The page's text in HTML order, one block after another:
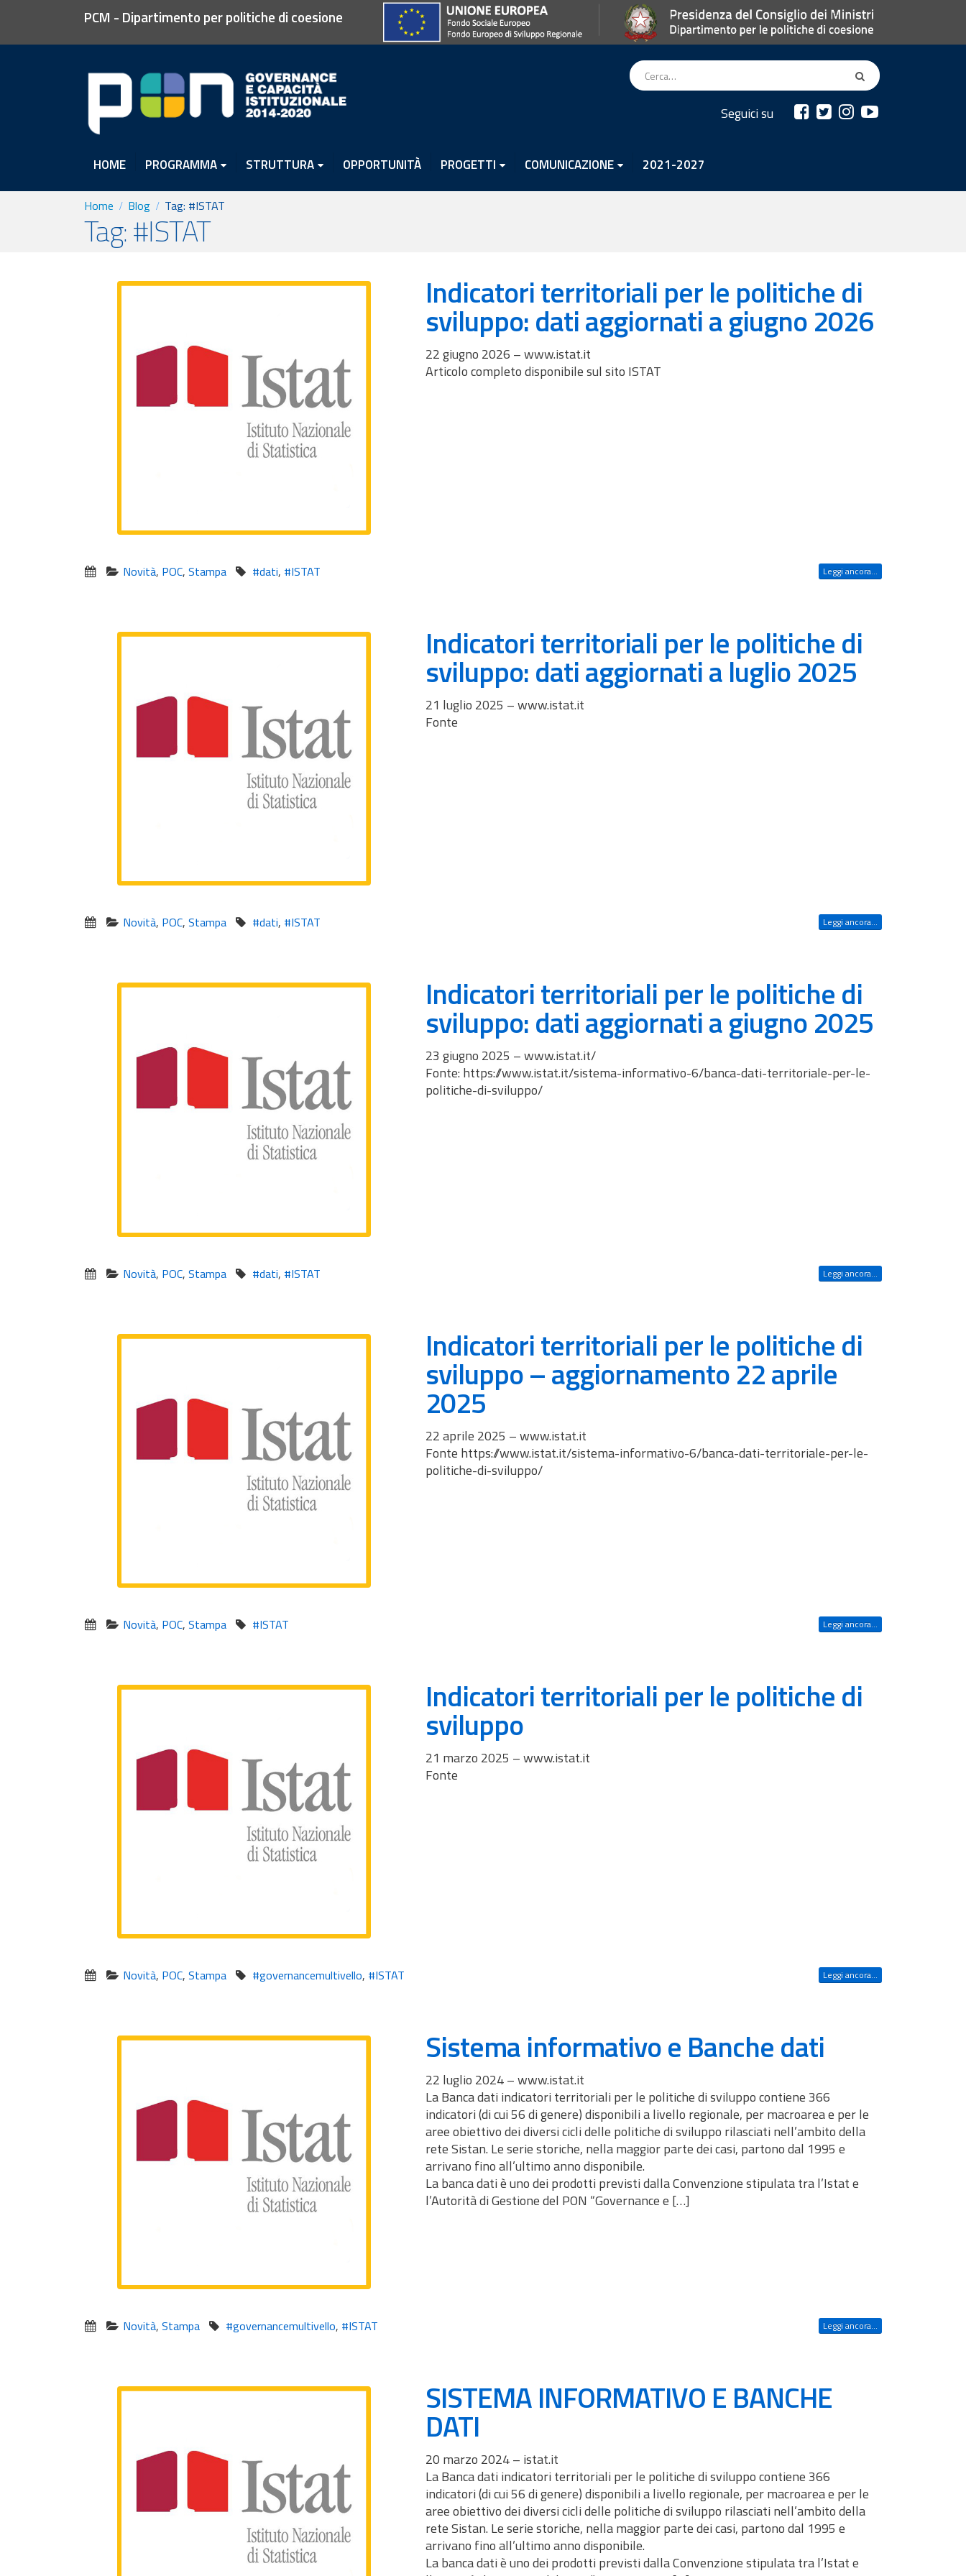
PCM - Dipartimento per politiche di coesione
Seguici su
HOME PROGRAMMA STRUTTURA OPPORTUNITÀ PROGETTI COMUNICAZIONE 2021-2027
Home Blog Tag: #ISTAT
Tag: #ISTAT
Indicatori territoriali per le politiche di
sviluppo: dati aggiornati a giugno 2026
22 giugno 2026 – www.istat.it
Articolo completo disponibile sul sito ISTAT
Novità, POC,Stampa #dati, #ISTAT Leggi ancora...
Indicatori territoriali per le politiche di
sviluppo: dati aggiornati a luglio 2025
21 luglio 2025 – www.istat.it
Fonte
Novità, POC,Stampa #dati, #ISTAT Leggi ancora...
Indicatori territoriali per le politiche di
sviluppo: dati aggiornati a giugno 2025
23 giugno 2025 – www.istat.it/
Fonte: https://www.istat.it/sistema-informativo-6/banca-dati-territoriale-per-le-
politiche-di-sviluppo/
Novità, POC,Stampa #dati, #ISTAT Leggi ancora...
Indicatori territoriali per le politiche di
sviluppo – aggiornamento 22 aprile
2025
22 aprile 2025 – www.istat.it
Fonte https://www.istat.it/sistema-informativo-6/banca-dati-territoriale-per-le-
politiche-di-sviluppo/
Novità, POC,Stampa #ISTAT Leggi ancora...
Indicatori territoriali per le politiche di
sviluppo
21 marzo 2025 – www.istat.it
Fonte
Novità, POC,Stampa #governancemultivello, #ISTAT Leggi ancora...
Sistema informativo e Banche dati
22 luglio 2024 – www.istat.it
La Banca dati indicatori territoriali per le politiche di sviluppo contiene 366
indicatori (di cui 56 di genere) disponibili a livello regionale, per macroarea e per le
aree obiettivo dei diversi cicli delle politiche di sviluppo rilasciati nell’ambito della
rete Sistan. Le serie storiche, nella maggior parte dei casi, partono dal 1995 e
arrivano fino all’ultimo anno disponibile.
La banca dati è uno dei prodotti previsti dalla Convenzione stipulata tra l’Istat e
l’Autorità di Gestione del PON “Governance e […]
Novità,Stampa #governancemultivello, #ISTAT Leggi ancora...
SISTEMA INFORMATIVO E BANCHE
DATI
20 marzo 2024 – istat.it
La Banca dati indicatori territoriali per le politiche di sviluppo contiene 366
indicatori (di cui 56 di genere) disponibili a livello regionale, per macroarea e per le
aree obiettivo dei diversi cicli delle politiche di sviluppo rilasciati nell’ambito della
rete Sistan. Le serie storiche, nella maggior parte dei casi, partono dal 1995 e
arrivano fino all’ultimo anno disponibile.
La banca dati è uno dei prodotti previsti dalla Convenzione stipulata tra l’Istat e